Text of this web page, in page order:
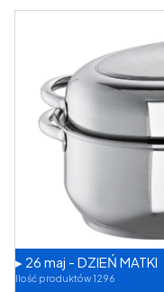
▸ 26 maj - DZIEŃ MATKI
Ilość produktów 1296